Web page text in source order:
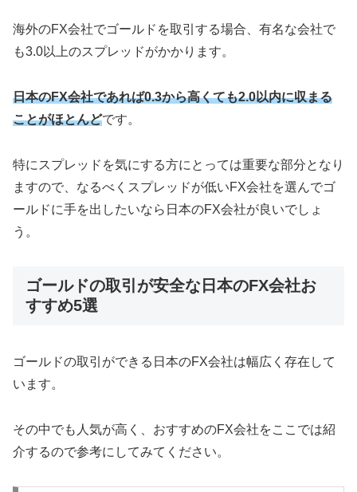
海外のFX会社でゴールドを取引する場合、有名な会社で
も3.0以上のスプレッドがかかります。
日本のFX会社であれば0.3から高くても2.0以内に収まる
ことがほとんどです。
特にスプレッドを気にする方にとっては重要な部分となり
ますので、なるべくスプレッドが低いFX会社を選んでゴ
ールドに手を出したいなら日本のFX会社が良いでしょ
う。
ゴールドの取引が安全な日本のFX会社お
すすめ5選
ゴールドの取引ができる日本のFX会社は幅広く存在して
います。
その中でも人気が高く、おすすめのFX会社をここでは紹
介するので参考にしてみてください。